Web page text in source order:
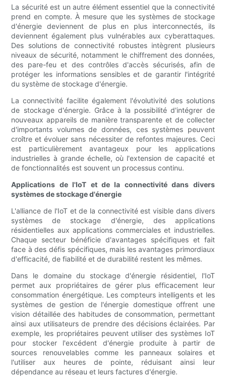
La sécurité est un autre élément essentiel que la connectivité
prend en compte. À mesure que les systèmes de stockage
d'énergie deviennent de plus en plus interconnectés, ils
deviennent également plus vulnérables aux cyberattaques.
Des solutions de connectivité robustes intègrent plusieurs
niveaux de sécurité, notamment le chiffrement des données,
des pare-feu et des contrôles d'accès sécurisés, afin de
protéger les informations sensibles et de garantir l'intégrité
du système de stockage d'énergie.
La connectivité facilite également l'évolutivité des solutions
de stockage d'énergie. Grâce à la possibilité d'intégrer de
nouveaux appareils de manière transparente et de collecter
d'importants volumes de données, ces systèmes peuvent
croître et évoluer sans nécessiter de refontes majeures. Ceci
est particulièrement avantageux pour les applications
industrielles à grande échelle, où l'extension de capacité et
de fonctionnalités est souvent un processus continu.
Applications de l'IoT et de la connectivité dans divers
systèmes de stockage d'énergie
L'alliance de l'IoT et de la connectivité est visible dans divers
systèmes de stockage d'énergie, des applications
résidentielles aux applications commerciales et industrielles.
Chaque secteur bénéficie d'avantages spécifiques et fait
face à des défis spécifiques, mais les avantages primordiaux
d'efficacité, de fiabilité et de durabilité restent les mêmes.
Dans le domaine du stockage d'énergie résidentiel, l'IoT
permet aux propriétaires de gérer plus efficacement leur
consommation énergétique. Les compteurs intelligents et les
systèmes de gestion de l'énergie domestique offrent une
vision détaillée des habitudes de consommation, permettant
ainsi aux utilisateurs de prendre des décisions éclairées. Par
exemple, les propriétaires peuvent utiliser des systèmes IoT
pour stocker l'excédent d'énergie produite à partir de
sources renouvelables comme les panneaux solaires et
l'utiliser aux heures de pointe, réduisant ainsi leur
dépendance au réseau et leurs factures d'énergie.